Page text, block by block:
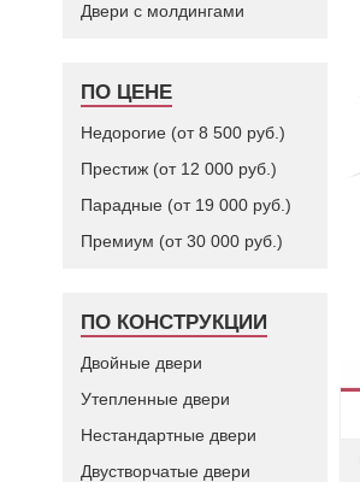
Двери с молдингами
ПО ЦЕНЕ
Недорогие (от 8 500 руб.)
Престиж (от 12 000 руб.)
Парадные (от 19 000 руб.)
Премиум (от 30 000 руб.)
ПО КОНСТРУКЦИИ
Двойные двери
Утепленные двери
Нестандартные двери
Двустворчатые двери